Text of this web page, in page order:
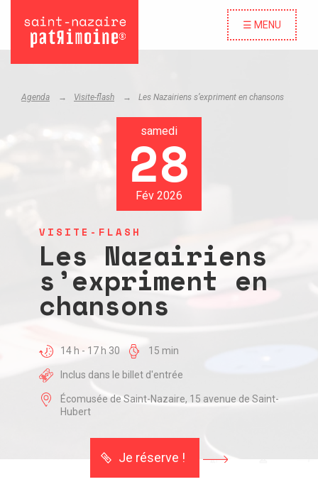
☰ MENU
Agenda Visite-flash Les Nazairiens s’expriment en chansons
samedi
28
Fév 2026
VISITE-FLASH
Les Nazairiens
s’expriment en
chansons
14 h - 17 h 30 15 min
Inclus dans le billet d'entrée
Écomusée de Saint-Nazaire, 15 avenue de Saint-
Hubert
Je réserve !